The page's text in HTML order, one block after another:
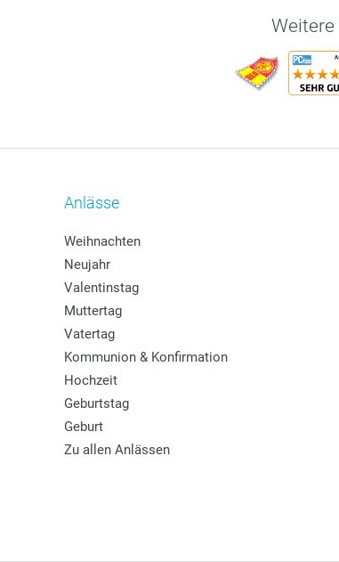
Anlässe
Weihnachten
Neujahr
Valentinstag
Muttertag
Vatertag
Kommunion & Konfirmation
Hochzeit
Geburtstag
Geburt
Zu allen Anlässen